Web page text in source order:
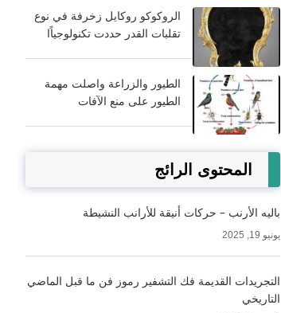
الروكوكو روكايل زخرفة في نوع
تقلبات القدر حددت تكنولوجياًا
الطيور والزراعة واصلت مهمة
الطيور على منع الآفات
المحتوى الرائج
باليه الأرنب – حركات أنيقة للأرانب النشيطة
يونيو 19, 2025
التجريدات القديمة فك التشفير رموز فن ما قبل الماضي
التاريخي